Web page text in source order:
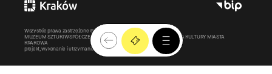
Wszystkie prawa zastrzeżone ©MOCAK
2011-2026
MUZEUM SZTUKI WSPÓŁCZESNEJ W KRAKOWIE MOCAK – INSTYTUCJA KULTURY MIASTA
KRAKOWA
projekt, wykonanie i utrzymanie:
Bonjour.pl